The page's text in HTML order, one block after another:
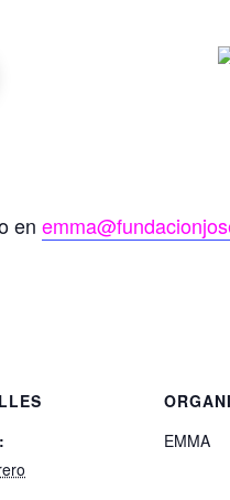
en emma@
EMMA